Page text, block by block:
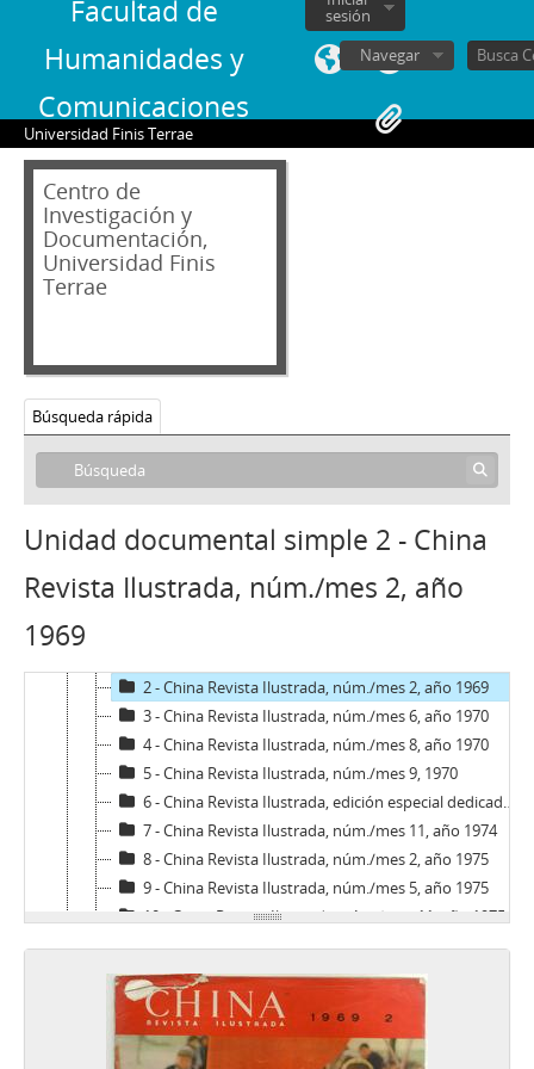
Facultad de
Humanidades y
Comunicaciones
sesión
Navegar
Universidad Finis Terrae
Centro de
Investigación y
Documentación,
Universidad Finis
Terrae
Búsqueda rápida
Unidad documental simple 2 - China
Revista Ilustrada, núm./mes 2, año
1969
04 - Hemeroteca
AB - Andrés Bello: Revista de Literatura y Arte
AN - Algo Nuevo
2 - China Revista Ilustrada, núm./mes 2, año 1969
3 - China Revista Ilustrada, núm./mes 6, año 1970
4 - China Revista Ilustrada, núm./mes 8, año 1970
5 - China Revista Ilustrada, núm./mes 9, 1970
6 - China Revista Ilustrada, edición especial dedicado al 50° aniversario de la fundación del Partido Comunista de China, núm./mes 10, año 1971
7 - China Revista Ilustrada, núm./mes 11, año 1974
8 - China Revista Ilustrada, núm./mes 2, año 1975
9 - China Revista Ilustrada, núm./mes 5, año 1975
10 - China Revista Ilustrada, núm./mes 11, año 1975
11 - China Revista Ilustrada, núm./mes 12, año 1975
12 - China Revista Ilustrada, núm./mes 4, año 1976
13 - China Revista Ilustrada, núm./mes 6, año 1976
14 - China Revista Ilustrada, núm./mes 7, año 1977
CV - Chile vencerá: Órgano Oficial de la Juventud Socialista de Chile